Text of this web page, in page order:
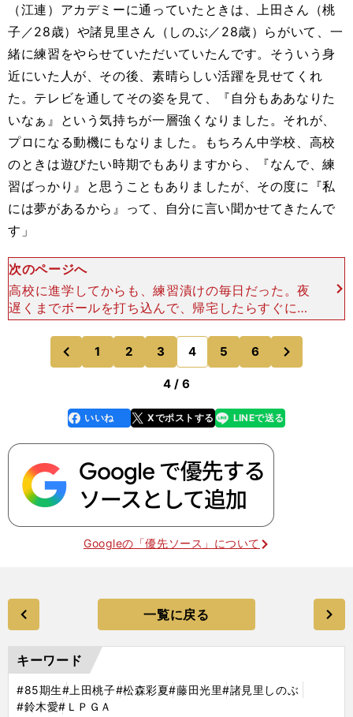
（江連）アカデミーに通っていたときは、上田さん（桃
子／28歳）や諸見里さん（しのぶ／28歳）らがいて、一
緒に練習をやらせていただいていたんです。そういう身
近にいた人が、その後、素晴らしい活躍を見せてくれ
た。テレビを通してその姿を見て、『自分もああなりた
いなぁ』という気持ちが一層強くなりました。それが、
プロになる動機にもなりました。もちろん中学校、高校
のときは遊びたい時期でもありますから、『なんで、練
習ばっかり』と思うこともありましたが、その度に『私
には夢があるから』って、自分に言い聞かせてきたんで
す」
次のページへ
高校に進学してからも、練習漬けの毎日だった。夜
遅くまでボールを打ち込んで、帰宅したらすぐに就
寝という日々を繰り返した。休日もゴルフ。両親と
妹と家族４人でコースやショートコースをラウンド
して、アイアンシ
前
のページへ
1 2 3 4 5 6
のページへ
4 / 6
faceboo
k
いいね Xでポストする
line LINEで送る
Googleの「優先ソース」について
一覧に戻る
キーワード
#85期生#上田桃子#松森彩夏#藤田光里#諸見里しのぶ
#鈴木愛#ＬＰＧＡ